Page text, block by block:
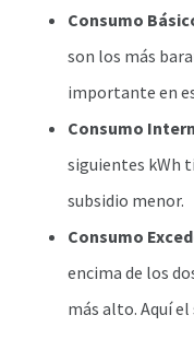
Consumo
son los más
importante en
Consumo
siguientes kWh
subsidio menor.
Consumo
encima de los
más alto. Aquí